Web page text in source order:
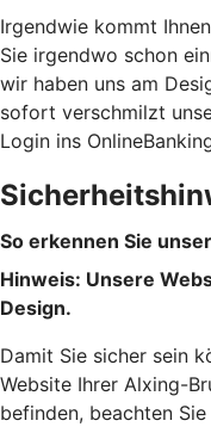
Irgendwie kommt
Sie irgendwo schon
wir haben uns am
sofort verschmilzt
Login ins
So erkennen Sie
Hinweis: Unsere
Design.
Damit Sie sicher sein
Website Ihrer Alxing-
befinden, beachten